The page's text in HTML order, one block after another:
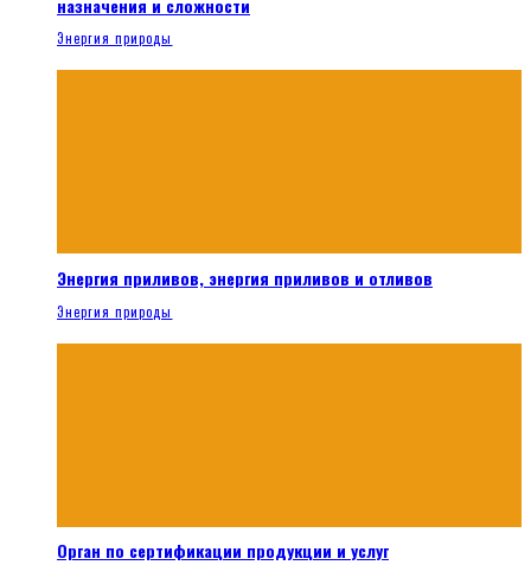
назначения и сложности
Энергия природы
Энергия приливов, энергия приливов и отливов
Энергия природы
Орган по сертификации продукции и услуг